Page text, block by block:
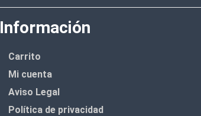
Información
Carrito
Mi cuenta
Aviso Legal
Política de privacidad